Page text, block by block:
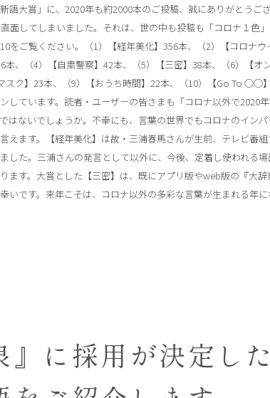
語大賞」に、2020年も約2000本のご投稿、誠にありがとうご
面してしまいました。それは、世の中も投稿も「コロナ１色
をご覧ください。（1）【経年美化】356本、（2）【コロナ
、（4）【自粛警察】42本、（5）【三密】38本、（6）【
スク】23本、（9）【おうち時間】22本、（10）【Go To ○○
しています。読者・ユーザーの皆さまも「コロナ以外で2020
はないでしょうか。不幸にも、言葉の世界でもコロナのイン
えます。【経年美化】は故・三浦春馬さんが生前、テレビ番
した。三浦さんの発言として以外に、今後、定着し使われる
ます。大賞とした【三密】は、既にアプリ版やweb版の『大
いです。来年こそは、コロナ以外の多彩な言葉が生まれる年
』に採用が決定した